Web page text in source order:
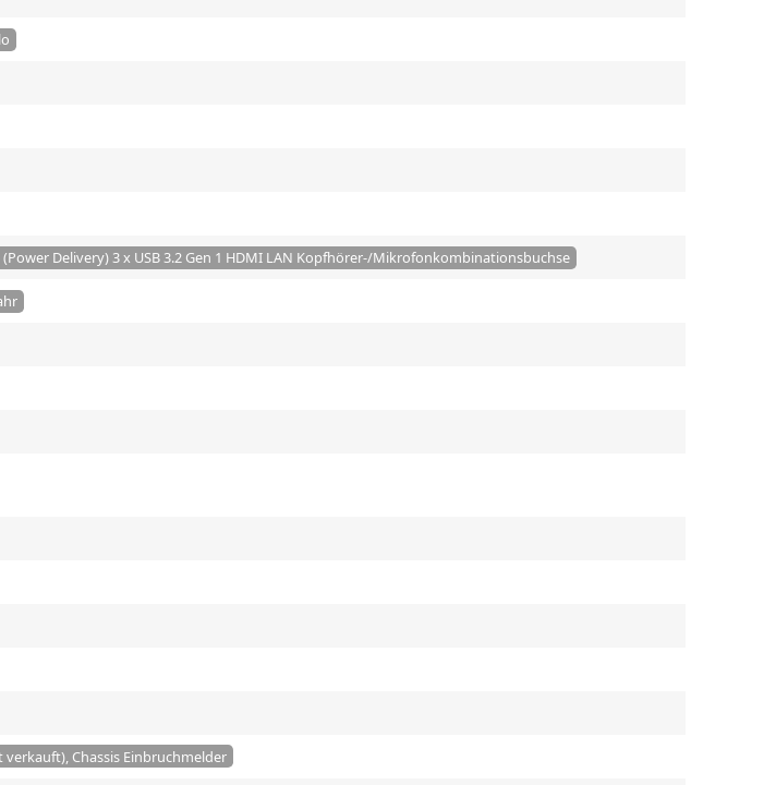
Delivery) 3 x USB 3.2 Gen 1 HDMI LAN Kopfhörer-/Mikrofonkombinationsbuchse
verkauft), Chassis Einbruchmelder